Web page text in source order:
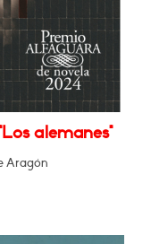
alemanes"
Aragón